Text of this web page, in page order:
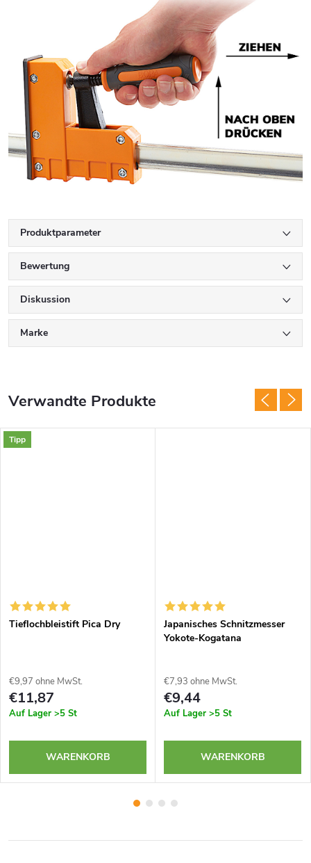
Produktparameter
Bewertung
Diskussion
Marke
Verwandte Produkte
Tipp
Tieflochbleistift Pica Dry
€9,97 ohne MwSt.
€11,87
Auf Lager >5 St
WARENKORB
Japanisches Schnitzmesser
Yokote-Kogatana
€7,93 ohne MwSt.
€9,44
Auf Lager >5 St
WARENKORB